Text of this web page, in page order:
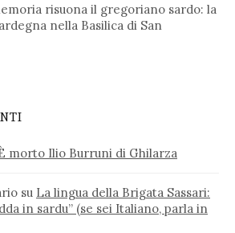
risuona il gregoriano sardo: la
nella Basilica di San
morto Ilio Burruni di Ghilarza
su La lingua della Brigata Sassari:
in sardu” (se sei Italiano, parla in